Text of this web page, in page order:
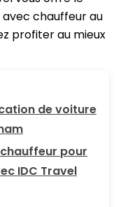
chauffeur au
profiter au mieux
de voiture
pour
IDC Travel